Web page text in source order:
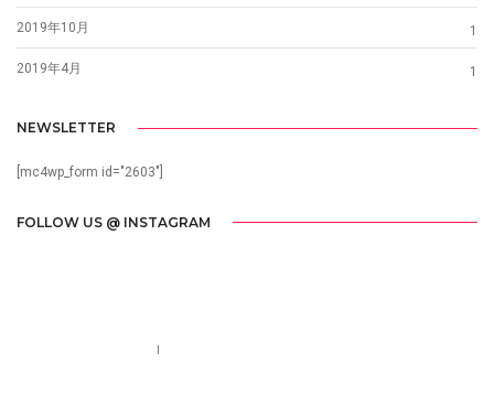
2019年10月 1
2019年4月 1
NEWSLETTER
[mc4wp_form id="2603"]
FOLLOW US @ INSTAGRAM